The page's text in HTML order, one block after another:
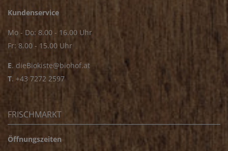
Kundenservice
Mo - Do: 8.00 - 16.00 Uhr
Fr: 8.00 - 15.00 Uhr
E. dieBiokiste@biohof.at
T. +43 7272 2597
FRISCHMARKT
Öffnungszeiten